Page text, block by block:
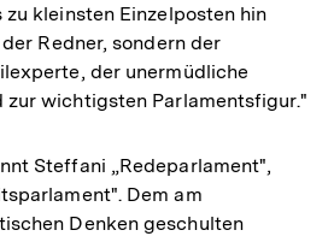
kleinsten Einzelposten hin
Redner, sondern der
der unermüdliche
wichtigsten Parlamentsfigur."
Steffani „Redeparlament",
Dem am
Denken geschulten